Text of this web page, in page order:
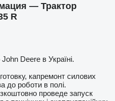
— Трактор
R
Deere в Україні.
капремонт силових
до роботи в полі.
проведе запуск